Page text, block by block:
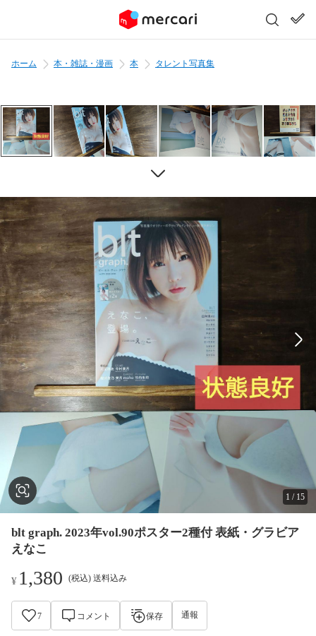
ホーム 本・雑誌・漫画 本 タレント写真集
1 / 15
blt graph. 2023年vol.90ポスター2種付 表紙・グラビア
えなこ
¥ 1,380 (税込) 送料込み
7 コメント 保存 通報